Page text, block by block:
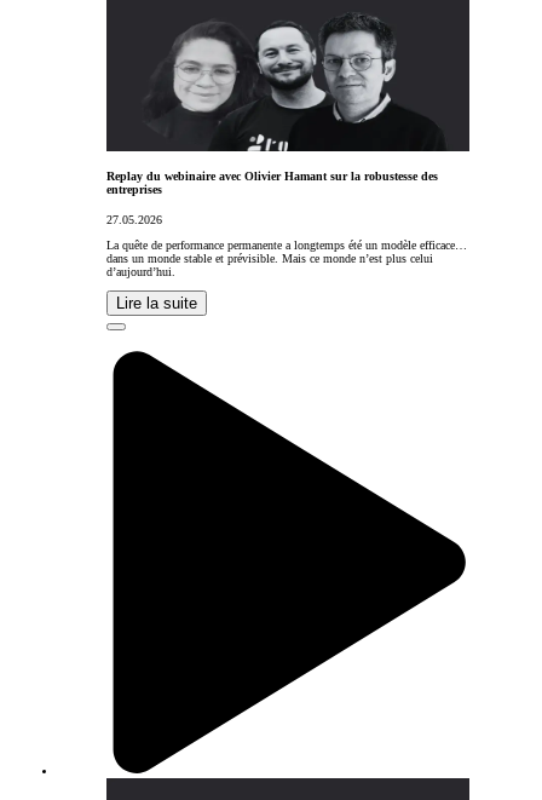
Replay du webinaire avec Olivier Hamant sur la robustesse des
entreprises
27.05.2026
La quête de performance permanente a longtemps été un modèle efficace…
dans un monde stable et prévisible. Mais ce monde n’est plus celui
d’aujourd’hui.
Lire la suite